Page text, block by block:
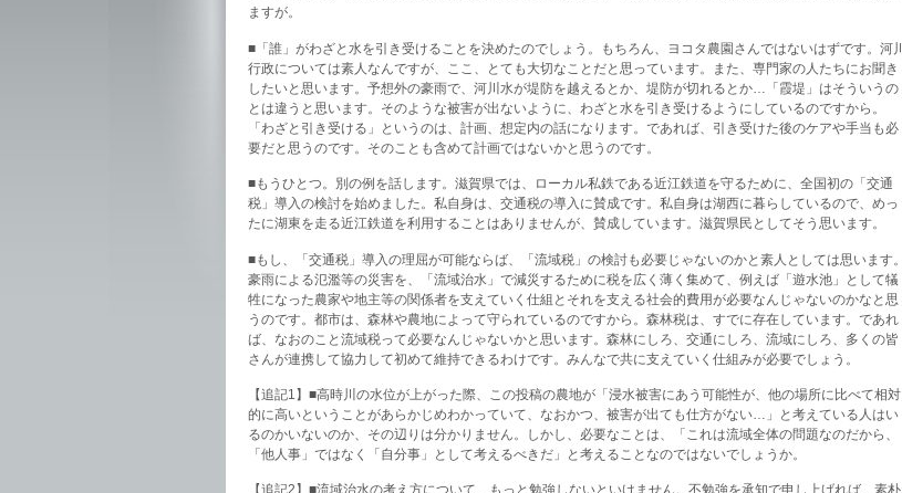
ますが。
■「誰」がわざと水を引き受けることを決めたのでしょう。もちろん、ヨコタ農園さんではないはずです。河川
行政については素人なんですが、ここ、とても大切なことだと思っています。また、専門家の人たちにお聞き
したいと思います。予想外の豪雨で、河川水が堤防を越えるとか、堤防が切れるとか…「霞堤」はそういうの
とは違うと思います。そのような被害が出ないように、わざと水を引き受けるようにしているのですから。
「わざと引き受ける」というのは、計画、想定内の話になります。であれば、引き受けた後のケアや手当も必
要だと思うのです。そのことも含めて計画ではないかと思うのです。
■もうひとつ。別の例を話します。滋賀県では、ローカル私鉄である近江鉄道を守るために、全国初の「交通
税」導入の検討を始めました。私自身は、交通税の導入に賛成です。私自身は湖西に暮らしているので、めっ
たに湖東を走る近江鉄道を利用することはありませんが、賛成しています。滋賀県民としてそう思います。
■もし、「交通税」導入の理屈が可能ならば、「流域税」の検討も必要じゃないのかと素人としては思います。
豪雨による氾濫等の災害を、「流域治水」で減災するために税を広く薄く集めて、例えば「遊水池」として犠
牲になった農家や地主等の関係者を支えていく仕組とそれを支える社会的費用が必要なんじゃないのかなと思
うのです。都市は、森林や農地によって守られているのですから。森林税は、すでに存在しています。であれ
ば、なおのこと流域税って必要なんじゃないかと思います。森林にしろ、交通にしろ、流域にしろ、多くの皆
さんが連携して協力して初めて維持できるわけです。みんなで共に支えていく仕組みが必要でしょう。
【追記1】■高時川の水位が上がった際、この投稿の農地が「浸水被害にあう可能性が、他の場所に比べて相対
的に高いということがあらかじめわかっていて、なおかつ、被害が出ても仕方がない…」と考えている人はい
るのかいないのか、その辺りは分かりません。しかし、必要なことは、「これは流域全体の問題なのだから、
「他人事」ではなく「自分事」として考えるべきだ」と考えることなのではないでしょうか。